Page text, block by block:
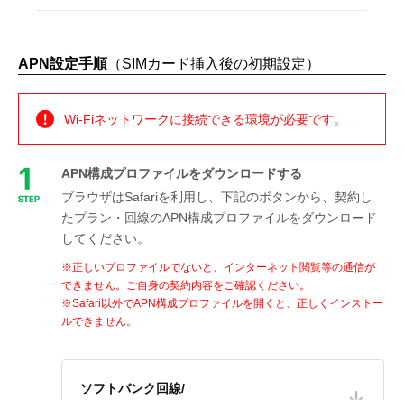
APN設定手順（SIMカード挿入後の初期設定）
Wi-Fiネットワークに接続できる環境が必要です。
APN構成プロファイルをダウンロードする
ブラウザはSafariを利用し、下記のボタンから、 契約し
たプラン・回線のAPN構成プロファイルをダウンロード
してください。
※正しいプロファイルでないと、インターネット閲覧等の通信が
できません。ご自身の契約内容をご確認ください。
※Safari以外でAPN構成プロファイルを開くと、 正しくインストー
ルできません。
ソフトバンク回線/